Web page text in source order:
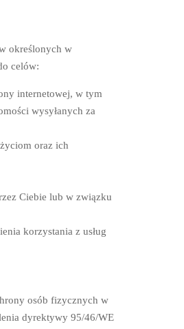
określonych w
celów:
internetowej, w tym
wysyłanych za
oraz ich
Ciebie lub w związku
korzystania z usług
osób fizycznych w
dyrektywy 95/46/WE